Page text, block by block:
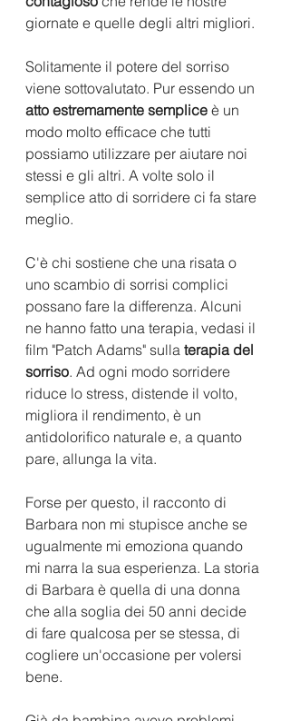
giornate e quelle degli altri migliori.
Solitamente il potere del sorriso
viene sottovalutato. Pur essendo un
atto estremamente semplice è un
modo molto efficace che tutti
possiamo utilizzare per aiutare noi
stessi e gli altri. A volte solo il
semplice atto di sorridere ci fa stare
meglio.
C'è chi sostiene che una risata o
uno scambio di sorrisi complici
possano fare la differenza. Alcuni
ne hanno fatto una terapia, vedasi il
film "Patch Adams" sulla terapia del
sorriso. Ad ogni modo sorridere
riduce lo stress, distende il volto,
migliora il rendimento, è un
antidolorifico naturale e, a quanto
pare, allunga la vita.
Forse per questo, il racconto di
Barbara non mi stupisce anche se
ugualmente mi emoziona quando
mi narra la sua esperienza. La storia
di Barbara è quella di una donna
che alla soglia dei 50 anni decide
di fare qualcosa per se stessa, di
cogliere un'occasione per volersi
bene.